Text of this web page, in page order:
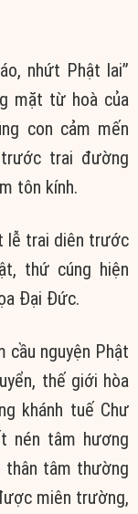
nhứt Phật lai”
mặt từ hoà của
con cảm mến
trai đường
tôn kính.
lễ trai diên trước
thứ cúng hiện
Đại Đức.
cầu nguyện Phật
thế giới hòa
khánh tuế Chư
nén tâm hương
thân tâm thường
miên trường,